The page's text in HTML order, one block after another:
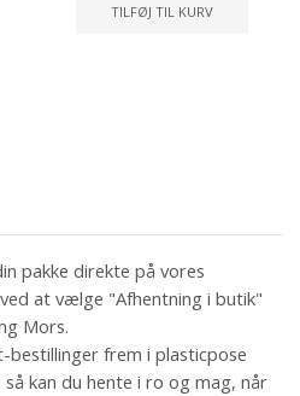
TILFØJ TIL KURV
pakke direkte på vores
at vælge "Afhentning i butik"
Mors.
bestillinger frem i plasticpose
kan du hente i ro og mag, når